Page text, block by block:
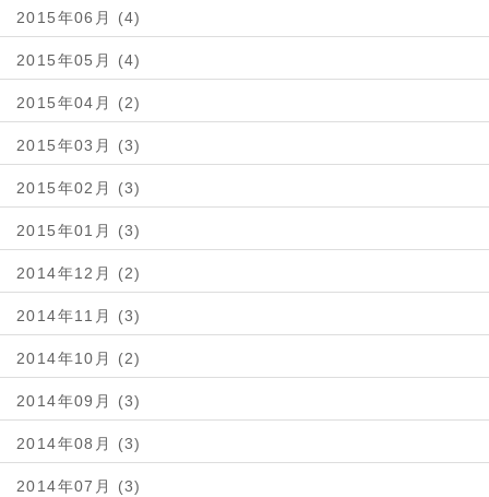
2015年06月 (4)
2015年05月 (4)
2015年04月 (2)
2015年03月 (3)
2015年02月 (3)
2015年01月 (3)
2014年12月 (2)
2014年11月 (3)
2014年10月 (2)
2014年09月 (3)
2014年08月 (3)
2014年07月 (3)